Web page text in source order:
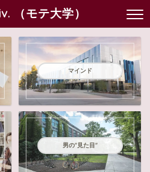
（モテ大学）
マインド
男の"見た目"